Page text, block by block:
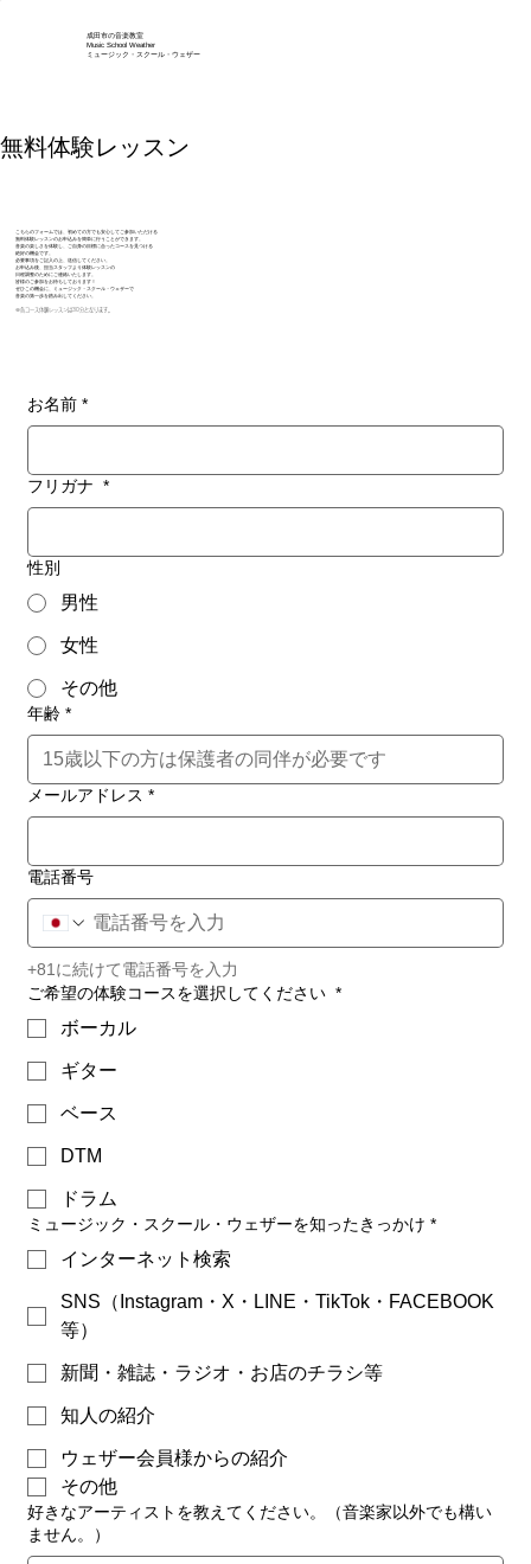
成田市の音楽教室
Music School Weather
ミュージック・スクール・ウェザー
こちらのフォームでは、初めての方でも安心してご参加いただける
無料体験レッスンのお申込みを簡単に行うことができます。
音楽の楽しさを体験し、ご自身の目標に合ったコースを見つける
絶好の機会です。
必要事項をご記入の上、送信してください。
お申込み後、担当スタッフより体験レッスンの
日程調整のためにご連絡いたします。
皆様のご参加をお待ちしております！
ぜひこの機会に、ミュージック・スクール・ウェザーで
音楽の第一歩を踏み出してください。
※各コース体験レッスンは30分となります。
お名前 *
フリガナ *
性別
男性
女性
その他
年齢 *
メールアドレス *
電話番号
+81に続けて電話番号を入力
ご希望の体験コースを選択してください *
ボーカル
ギター
ベース
DTM
ドラム
ミュージック・スクール・ウェザーを知ったきっかけ *
インターネット検索
SNS（Instagram・X・LINE・TikTok・FACEBOOK
等）
新聞・雑誌・ラジオ・お店のチラシ等
知人の紹介
ウェザー会員様からの紹介
その他
好きなアーティストを教えてください。（音楽家以外でも構い
ません。）
無料体験レッスン